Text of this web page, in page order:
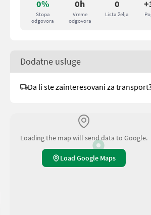
0%
Stopa
odgovora
0h
Vreme
odgovora
0
Lista želja
Dodatne usluge
Da li ste zainteresovani za transport?
Loading the map will send data to Google.
Load Google Maps